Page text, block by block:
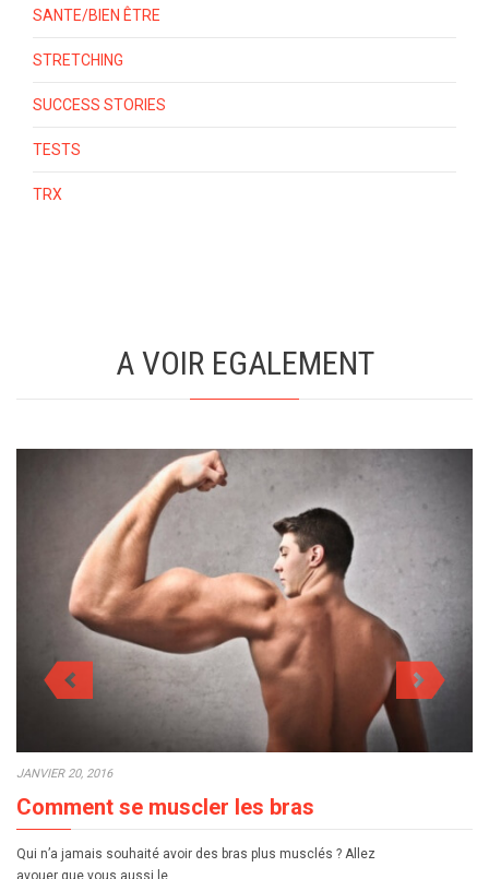
SANTE/BIEN ÊTRE
STRETCHING
SUCCESS STORIES
TESTS
TRX
A VOIR EGALEMENT
JANVIER 20, 2016
Comment se muscler les bras
Qui n’a jamais souhaité avoir des bras plus musclés ? Allez
avouer que vous aussi le…